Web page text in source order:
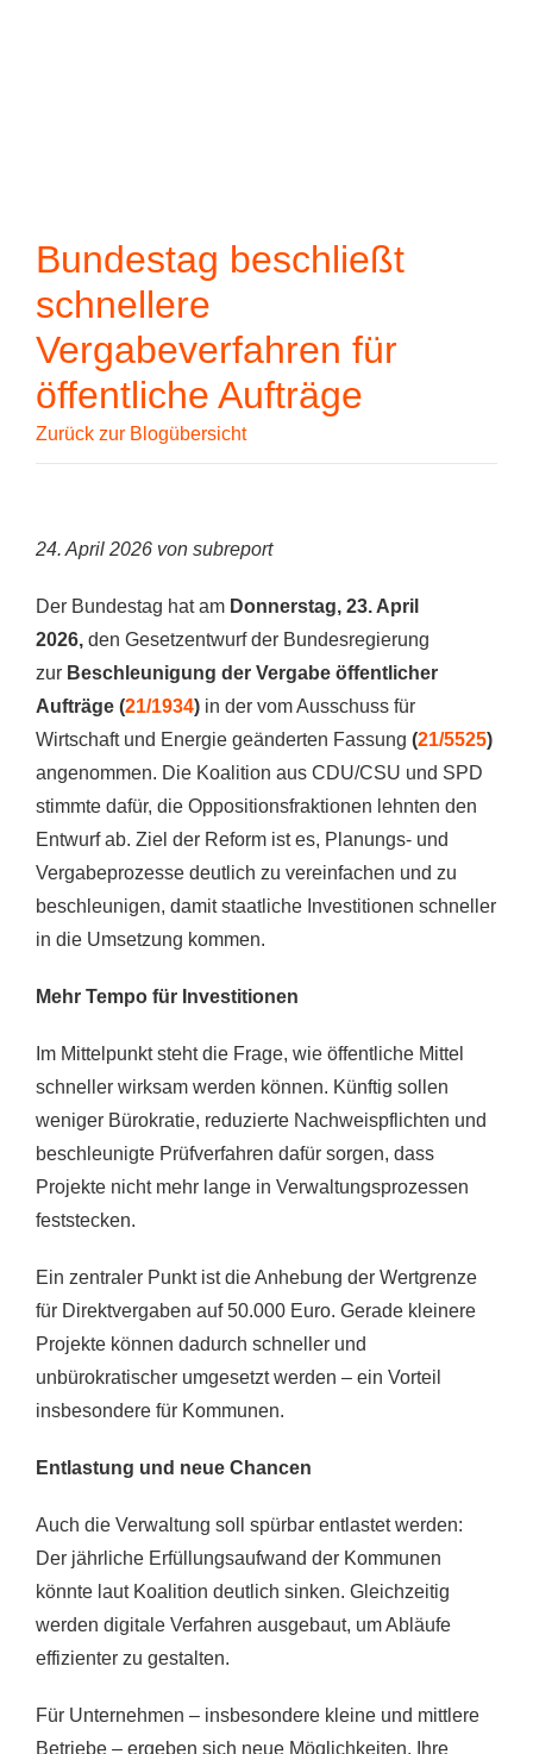
Bundestag beschließt
schnellere
Vergabeverfahren für
öffentliche Aufträge
Zurück zur Blogübersicht
24. April 2026 von subreport
Der Bundestag hat am Donnerstag, 23. April
2026, den Gesetzentwurf der Bundesregierung
zur Beschleunigung der Vergabe öffentlicher
Aufträge (21/1934) in der vom Ausschuss für
Wirtschaft und Energie geänderten Fassung (21/5525)
angenommen. Die Koalition aus CDU/CSU und SPD
stimmte dafür, die Oppositionsfraktionen lehnten den
Entwurf ab. Ziel der Reform ist es, Planungs- und
Vergabeprozesse deutlich zu vereinfachen und zu
beschleunigen, damit staatliche Investitionen schneller
in die Umsetzung kommen.
Mehr Tempo für Investitionen
Im Mittelpunkt steht die Frage, wie öffentliche Mittel
schneller wirksam werden können. Künftig sollen
weniger Bürokratie, reduzierte Nachweispflichten und
beschleunigte Prüfverfahren dafür sorgen, dass
Projekte nicht mehr lange in Verwaltungsprozessen
feststecken.
Ein zentraler Punkt ist die Anhebung der Wertgrenze
für Direktvergaben auf 50.000 Euro. Gerade kleinere
Projekte können dadurch schneller und
unbürokratischer umgesetzt werden – ein Vorteil
insbesondere für Kommunen.
Entlastung und neue Chancen
Auch die Verwaltung soll spürbar entlastet werden:
Der jährliche Erfüllungsaufwand der Kommunen
könnte laut Koalition deutlich sinken. Gleichzeitig
werden digitale Verfahren ausgebaut, um Abläufe
effizienter zu gestalten.
Für Unternehmen – insbesondere kleine und mittlere
Betriebe – ergeben sich neue Möglichkeiten. Ihre